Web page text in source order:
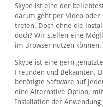
Skype ist eine der
darum geht per Video oder
treten. Doch ohne die
doch? Wir stellen eine
im Browser nutzen können.
Skype ist eine gern
Freunden und Bekannten.
benötigte Software auf
eine Alternative Option,
Installation der